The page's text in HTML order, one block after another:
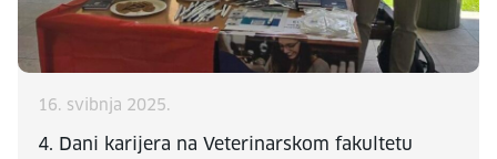
16. svibnja 2025.
4. Dani karijera na Veterinarskom fakultetu